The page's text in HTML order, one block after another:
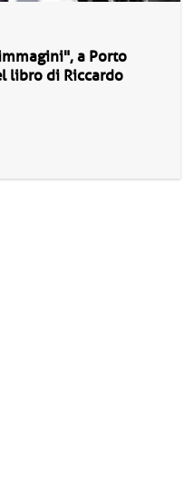
a Porto
libro di Riccardo